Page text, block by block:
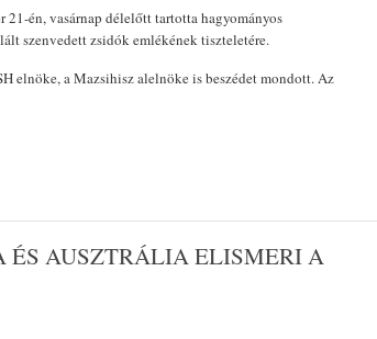
én, vasárnap délelőtt tartotta hagyományos
szenvedett zsidók emlékének tiszteletére.
elnöke, a Mazsihisz alelnöke is beszédet mondott. Az
ÉS AUSZTRÁLIA ELISMERI A